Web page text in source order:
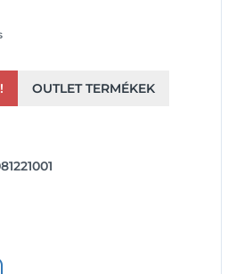
OUTLET TERMÉKEK